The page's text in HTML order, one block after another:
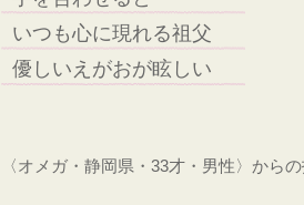
いつも心に現れる祖父
優しいえがおが眩しい
〈オメガ・静岡県・33才・男性〉から